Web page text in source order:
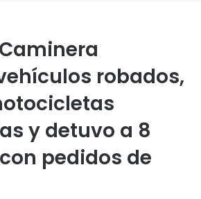
robados,
y detuvo a 8
pedidos de